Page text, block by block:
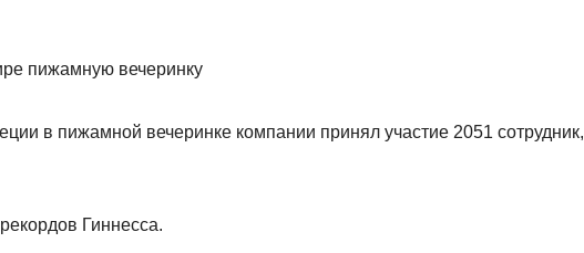
в пижамной вечеринке компании принял участие 2051 сотрудник,
Гиннесса.